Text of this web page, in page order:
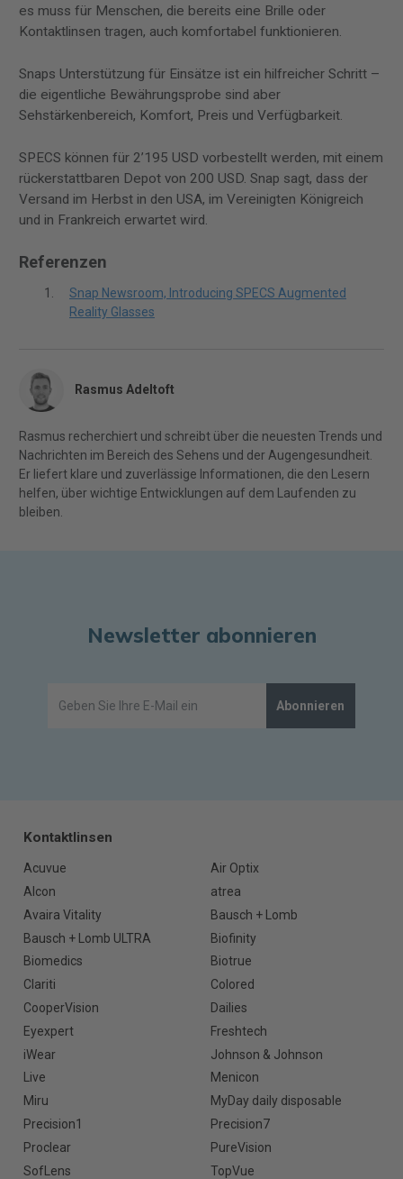
es muss für Menschen, die bereits eine Brille oder
Kontaktlinsen tragen, auch komfortabel funktionieren.
Snaps Unterstützung für Einsätze ist ein hilfreicher Schritt –
die eigentliche Bewährungsprobe sind aber
Sehstärkenbereich, Komfort, Preis und Verfügbarkeit.
SPECS können für 2’195 USD vorbestellt werden, mit einem
rückerstattbaren Depot von 200 USD. Snap sagt, dass der
Versand im Herbst in den USA, im Vereinigten Königreich
und in Frankreich erwartet wird.
Referenzen
Snap Newsroom, Introducing SPECS Augmented
Reality Glasses
Rasmus Adeltoft
Rasmus recherchiert und schreibt über die neuesten Trends und
Nachrichten im Bereich des Sehens und der Augengesundheit.
Er liefert klare und zuverlässige Informationen, die den Lesern
helfen, über wichtige Entwicklungen auf dem Laufenden zu
bleiben.
Newsletter abonnieren
Abonnieren
Kontaktlinsen
Acuvue
Air Optix
Alcon
atrea
Avaira Vitality
Bausch + Lomb
Bausch + Lomb ULTRA
Biofinity
Biomedics
Biotrue
Clariti
Colored
CooperVision
Dailies
Eyexpert
Freshtech
iWear
Johnson & Johnson
Live
Menicon
Miru
MyDay daily disposable
Precision1
Precision7
Proclear
PureVision
SofLens
TopVue